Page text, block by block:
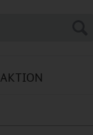
AKTION